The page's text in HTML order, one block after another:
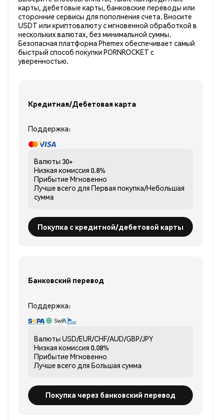
карты, дебетовые карты, банковские переводы или
сторонние сервисы для пополнения счета. Вносите
USDT или криптовалюту с мгновенной обработкой в
нескольких валютах, без минимальной суммы.
Безопасная платформа Phemex обеспечивает самый
быстрый способ покупки PORNROCKET с
уверенностью.
Кредитная/Дебетовая карта
Поддержка:
Валюты 30+
Низкая комиссия 0.8%
Прибытие Мгновенно
Лучше всего для Первая покупка/Небольшая
сумма
Покупка с кредитной/дебетовой карты
Банковский перевод
Поддержка:
Валюты USD/EUR/CHF/AUD/GBP/JPY
Низкая комиссия 0.08%
Прибытие Мгновенно
Лучше всего для Большая сумма
Покупка через банковский перевод